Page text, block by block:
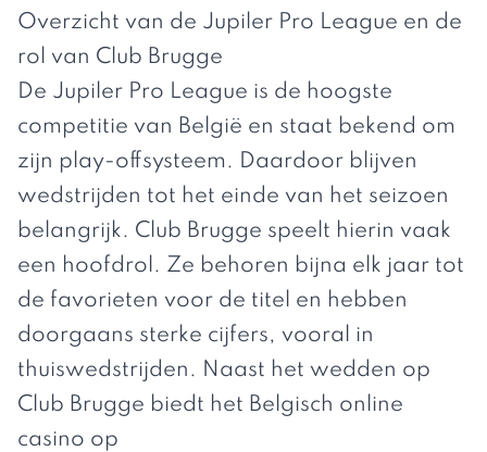
Overzicht van de Jupiler Pro League en de
rol van Club Brugge
De Jupiler Pro League is de hoogste
competitie van België en staat bekend om
zijn play-offsysteem. Daardoor blijven
wedstrijden tot het einde van het seizoen
belangrijk. Club Brugge speelt hierin vaak
een hoofdrol. Ze behoren bijna elk jaar tot
de favorieten voor de titel en hebben
doorgaans sterke cijfers, vooral in
thuiswedstrijden. Naast het wedden op
Club Brugge biedt het Belgisch online
casino op